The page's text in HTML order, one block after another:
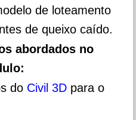
de loteamento
de queixo caído.
abordados no
do Civil 3D para o